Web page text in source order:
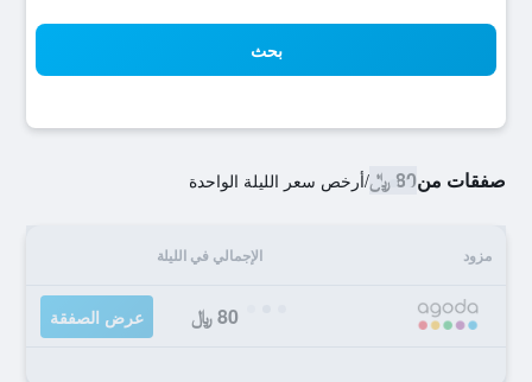
بحث
صفقات من80 ﷼ /أرخص سعر الليلة الواحدة
مزود الإجمالي في الليلة
80 ﷼ عرض الصفقة